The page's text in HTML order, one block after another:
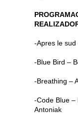
-Apres le
-Blue Bird –
-Breathing –
-Code Blue –
Antoniak